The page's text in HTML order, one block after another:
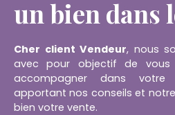
un bien dans
Cher client Vendeur, nous
avec pour objectif de vous
accompagner dans
apportant nos conseils et
bien votre vente.